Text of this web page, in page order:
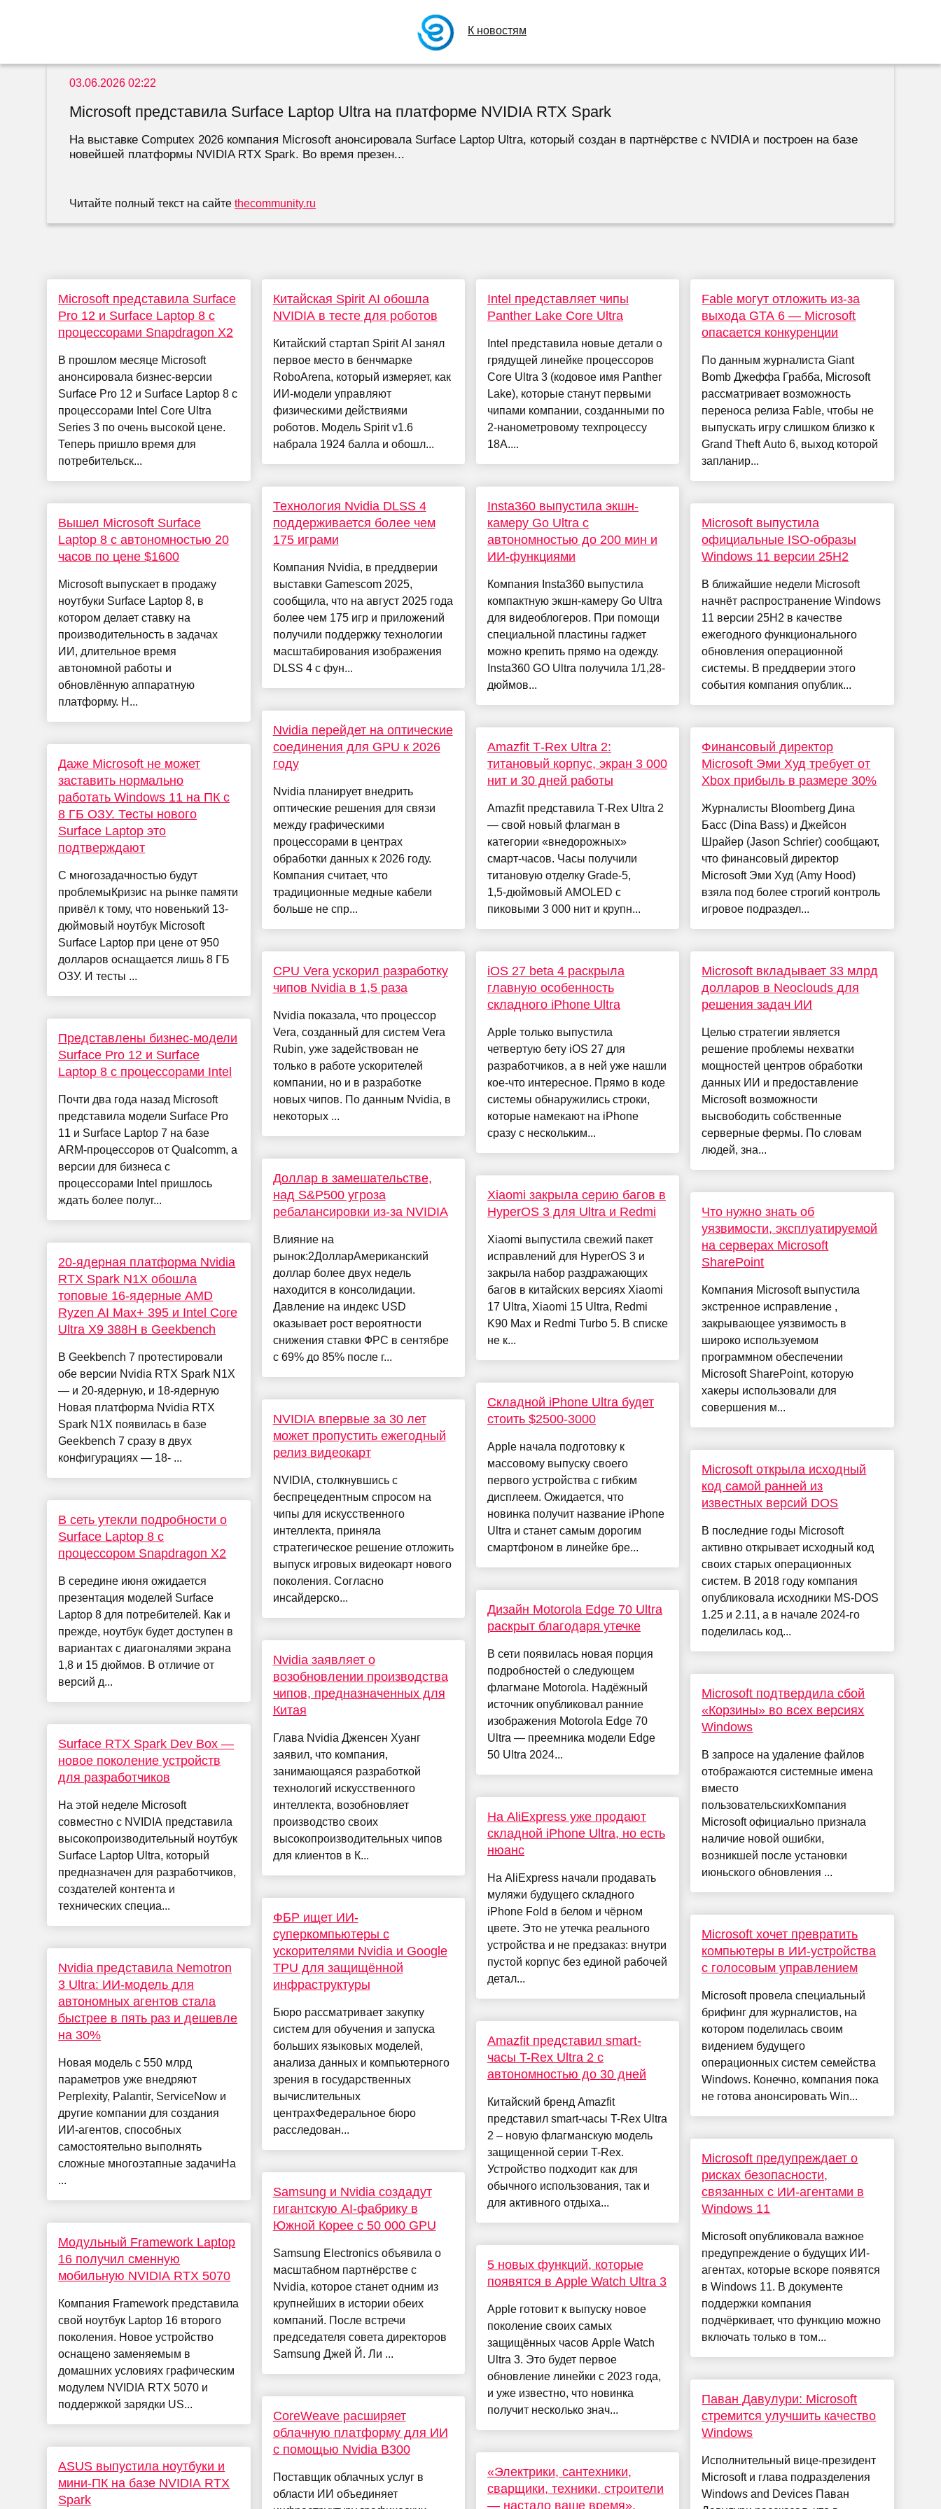
К новостям
03.06.2026 02:22
Microsoft представила Surface Laptop Ultra на платформе NVIDIA RTX Spark
На выставке Computex 2026 компания Microsoft анонсировала Surface Laptop Ultra, который создан в партнёрстве с NVIDIA и построен на базе
новейшей платформы NVIDIA RTX Spark. Во время презен...
Читайте полный текст на сайтеthecommunity.ru
Microsoft представила Surface
Pro 12 и Surface Laptop 8 с
процессорами Snapdragon X2
В прошлом месяце Microsoft
анонсировала бизнес-версии
Surface Pro 12 и Surface Laptop 8 с
процессорами Intel Core Ultra
Series 3 по очень высокой цене.
Теперь пришло время для
потребительск...
Вышел Microsoft Surface
Laptop 8 с автономностью 20
часов по цене $1600
Microsoft выпускает в продажу
ноутбуки Surface Laptop 8, в
котором делает ставку на
производительность в задачах
ИИ, длительное время
автономной работы и
обновлённую аппаратную
платформу. Н...
Даже Microsoft не может
заставить нормально
работать Windows 11 на ПК с
8 ГБ ОЗУ. Тесты нового
Surface Laptop это
подтверждают
С многозадачностью будут
проблемыКризис на рынке памяти
привёл к тому, что новенький 13-
дюймовый ноутбук Microsoft
Surface Laptop при цене от 950
долларов оснащается лишь 8 ГБ
ОЗУ. И тесты ...
Представлены бизнес-модели
Surface Pro 12 и Surface
Laptop 8 с процессорами Intel
Почти два года назад Microsoft
представила модели Surface Pro
11 и Surface Laptop 7 на базе
ARM-процессоров от Qualcomm, а
версии для бизнеса с
процессорами Intel пришлось
ждать более полуг...
20-ядерная платформа Nvidia
RTX Spark N1X обошла
топовые 16-ядерные AMD
Ryzen AI Max+ 395 и Intel Core
Ultra X9 388H в Geekbench
В Geekbench 7 протестировали
обе версии Nvidia RTX Spark N1X
— и 20-ядерную, и 18-ядерную
Новая платформа Nvidia RTX
Spark N1X появилась в базе
Geekbench 7 сразу в двух
конфигурациях — 18- ...
В сеть утекли подробности о
Surface Laptop 8 с
процессором Snapdragon X2
В середине июня ожидается
презентация моделей Surface
Laptop 8 для потребителей. Как и
прежде, ноутбук будет доступен в
вариантах с диагоналями экрана
1,8 и 15 дюймов. В отличие от
версий д...
Surface RTX Spark Dev Box —
новое поколение устройств
для разработчиков
На этой неделе Microsoft
совместно с NVIDIA представила
высокопроизводительный ноутбук
Surface Laptop Ultra, который
предназначен для разработчиков,
создателей контента и
технических специа...
Nvidia представила Nemotron
3 Ultra: ИИ-модель для
автономных агентов стала
быстрее в пять раз и дешевле
на 30%
Новая модель с 550 млрд
параметров уже внедряют
Perplexity, Palantir, ServiceNow и
другие компании для создания
ИИ-агентов, способных
самостоятельно выполнять
сложные многоэтапные задачиНа
...
Модульный Framework Laptop
16 получил сменную
мобильную NVIDIA RTX 5070
Компания Framework представила
свой ноутбук Laptop 16 второго
поколения. Новое устройство
оснащено заменяемым в
домашних условиях графическим
модулем NVIDIA RTX 5070 и
поддержкой зарядки US...
ASUS выпустила ноутбуки и
мини-ПК на базе NVIDIA RTX
Spark
Китайская Spirit AI обошла
NVIDIA в тесте для роботов
Китайский стартап Spirit AI занял
первое место в бенчмарке
RoboArena, который измеряет, как
ИИ-модели управляют
физическими действиями
роботов. Модель Spirit v1.6
набрала 1924 балла и обошл...
Технология Nvidia DLSS 4
поддерживается более чем
175 играми
Компания Nvidia, в преддверии
выставки Gamescom 2025,
сообщила, что на август 2025 года
более чем 175 игр и приложений
получили поддержку технологии
масштабирования изображения
DLSS 4 с фун...
Nvidia перейдет на оптические
соединения для GPU к 2026
году
Nvidia планирует внедрить
оптические решения для связи
между графическими
процессорами в центрах
обработки данных к 2026 году.
Компания считает, что
традиционные медные кабели
больше не спр...
CPU Vera ускорил разработку
чипов Nvidia в 1,5 раза
Nvidia показала, что процессор
Vera, созданный для систем Vera
Rubin, уже задействован не
только в работе ускорителей
компании, но и в разработке
новых чипов. По данным Nvidia, в
некоторых ...
Доллар в замешательстве,
над S&P500 угроза
ребалансировки из-за NVIDIA
Влияние на
рынок:2ДолларАмериканский
доллар более двух недель
находится в консолидации.
Давление на индекс USD
оказывает рост вероятности
снижения ставки ФРС в сентябре
с 69% до 85% после г...
NVIDIA впервые за 30 лет
может пропустить ежегодный
релиз видеокарт
NVIDIA, столкнувшись с
беспрецедентным спросом на
чипы для искусственного
интеллекта, приняла
стратегическое решение отложить
выпуск игровых видеокарт нового
поколения. Согласно
инсайдерско...
Nvidia заявляет о
возобновлении производства
чипов, предназначенных для
Китая
Глава Nvidia Дженсен Хуанг
заявил, что компания,
занимающаяся разработкой
технологий искусственного
интеллекта, возобновляет
производство своих
высокопроизводительных чипов
для клиентов в К...
ФБР ищет ИИ-
суперкомпьютеры с
ускорителями Nvidia и Google
TPU для защищённой
инфраструктуры
Бюро рассматривает закупку
систем для обучения и запуска
больших языковых моделей,
анализа данных и компьютерного
зрения в государственных
вычислительных
центрахФедеральное бюро
расследован...
Samsung и Nvidia создадут
гигантскую AI-фабрику в
Южной Корее с 50 000 GPU
Samsung Electronics объявила о
масштабном партнёрстве с
Nvidia, которое станет одним из
крупнейших в истории обеих
компаний. После встречи
председателя совета директоров
Samsung Джей Й. Ли ...
CoreWeave расширяет
облачную платформу для ИИ
с помощью Nvidia B300
Поставщик облачных услуг в
области ИИ объединяет
Intel представляет чипы
Panther Lake Core Ultra
Intel представила новые детали о
грядущей линейке процессоров
Core Ultra 3 (кодовое имя Panther
Lake), которые станут первыми
чипами компании, созданными по
2-нанометровому техпроцессу
18A....
Insta360 выпустила экшн-
камеру Go Ultra с
автономностью до 200 мин и
ИИ-функциями
Компания Insta360 выпустила
компактную экшн-камеру Go Ultra
для видеоблогеров. При помощи
специальной пластины гаджет
можно крепить прямо на одежду.
Insta360 GO Ultra получила 1/1,28-
дюймов...
Amazfit T‑Rex Ultra 2:
титановый корпус, экран 3 000
нит и 30 дней работы
Amazfit представила T‑Rex Ultra 2
— свой новый флагман в
категории «внедорожных»
смарт‑часов. Часы получили
титановую отделку Grade‑5,
1,5‑дюймовый AMOLED с
пиковыми 3 000 нит и крупн...
iOS 27 beta 4 раскрыла
главную особенность
складного iPhone Ultra
Apple только выпустила
четвертую бету iOS 27 для
разработчиков, а в ней уже нашли
кое-что интересное. Прямо в коде
системы обнаружились строки,
которые намекают на iPhone
сразу с нескольким...
Xiaomi закрыла серию багов в
HyperOS 3 для Ultra и Redmi
Xiaomi выпустила свежий пакет
исправлений для HyperOS 3 и
закрыла набор раздражающих
багов в китайских версиях Xiaomi
17 Ultra, Xiaomi 15 Ultra, Redmi
K90 Max и Redmi Turbo 5. В списке
не к...
Складной iPhone Ultra будет
стоить $2500-3000
Apple начала подготовку к
массовому выпуску своего
первого устройства с гибким
дисплеем. Ожидается, что
новинка получит название iPhone
Ultra и станет самым дорогим
смартфоном в линейке бре...
Дизайн Motorola Edge 70 Ultra
раскрыт благодаря утечке
В сети появилась новая порция
подробностей о следующем
флагмане Motorola. Надёжный
источник опубликовал ранние
изображения Motorola Edge 70
Ultra — преемника модели Edge
50 Ultra 2024...
На AliExpress уже продают
складной iPhone Ultra, но есть
нюанс
На AliExpress начали продавать
муляжи будущего складного
iPhone Fold в белом и чёрном
цвете. Это не утечка реального
устройства и не предзаказ: внутри
пустой корпус без единой рабочей
детал...
Amazfit представил smart-
часы T-Rex Ultra 2 с
автономностью до 30 дней
Китайский бренд Amazfit
представил smart-часы T-Rex Ultra
2 – новую флагманскую модель
защищенной серии T-Rex.
Устройство подходит как для
обычного использования, так и
для активного отдыха...
5 новых функций, которые
появятся в Apple Watch Ultra 3
Apple готовит к выпуску новое
поколение своих самых
защищённых часов Apple Watch
Ultra 3. Это будет первое
обновление линейки с 2023 года,
и уже известно, что новинка
получит несколько знач...
«Электрики, сантехники,
сварщики, техники, строители
— настало ваше время».
Fable могут отложить из-за
выхода GTA 6 — Microsoft
опасается конкуренции
По данным журналиста Giant
Bomb Джеффа Грабба, Microsoft
рассматривает возможность
переноса релиза Fable, чтобы не
выпускать игру слишком близко к
Grand Theft Auto 6, выход которой
запланир...
Microsoft выпустила
официальные ISO-образы
Windows 11 версии 25H2
В ближайшие недели Microsoft
начнёт распространение Windows
11 версии 25H2 в качестве
ежегодного функционального
обновления операционной
системы. В преддверии этого
события компания опублик...
Финансовый директор
Microsoft Эми Худ требует от
Xbox прибыль в размере 30%
Журналисты Bloomberg Дина
Басс (Dina Bass) и Джейсон
Шрайер (Jason Schrier) сообщают,
что финансовый директор
Microsoft Эми Худ (Amy Hood)
взяла под более строгий контроль
игровое подраздел...
Microsoft вкладывает 33 млрд
долларов в Neoclouds для
решения задач ИИ
Целью стратегии является
решение проблемы нехватки
мощностей центров обработки
данных ИИ и предоставление
Microsoft возможности
высвободить собственные
серверные фермы. По словам
людей, зна...
Что нужно знать об
уязвимости, эксплуатируемой
на серверах Microsoft
SharePoint
Компания Microsoft выпустила
экстренное исправление ,
закрывающее уязвимость в
широко используемом
программном обеспечении
Microsoft SharePoint, которую
хакеры использовали для
совершения м...
Microsoft открыла исходный
код самой ранней из
известных версий DOS
В последние годы Microsoft
активно открывает исходный код
своих старых операционных
систем. В 2018 году компания
опубликовала исходники MS-DOS
1.25 и 2.11, а в начале 2024-го
поделилась код...
Microsoft подтвердила сбой
«Корзины» во всех версиях
Windows
В запросе на удаление файлов
отображаются системные имена
вместо
пользовательскихКомпания
Microsoft официально признала
наличие новой ошибки,
возникшей после установки
июньского обновления ...
Microsoft хочет превратить
компьютеры в ИИ-устройства
с голосовым управлением
Microsoft провела специальный
брифинг для журналистов, на
котором поделилась своим
видением будущего
операционных систем семейства
Windows. Конечно, компания пока
не готова анонсировать Win...
Microsoft предупреждает о
рисках безопасности,
связанных с ИИ-агентами в
Windows 11
Microsoft опубликовала важное
предупреждение о будущих ИИ-
агентах, которые вскоре появятся
в Windows 11. В документе
поддержки компания
подчёркивает, что функцию можно
включать только в том...
Паван Давулури: Microsoft
стремится улучшить качество
Windows
Исполнительный вице-президент
Microsoft и глава подразделения
Windows and Devices Паван